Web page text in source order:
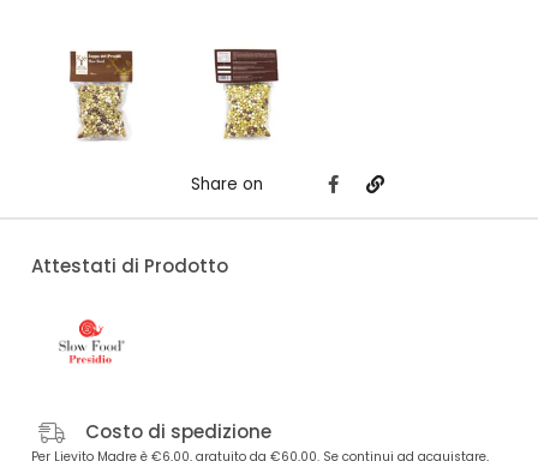
Share on
Attestati di Prodotto
Costo di spedizione
Per Lievito Madre è €6,00, gratuito da €60,00. Se continui ad acquistare,